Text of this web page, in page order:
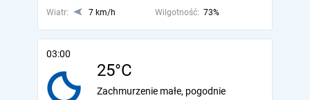
Wiatr:
7 km/h Wilgotność: 73%
03:00
25°C
Zachmurzenie małe, pogodnie